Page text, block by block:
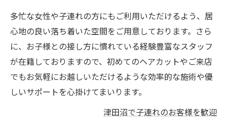
多忙な女性や子連れの方にもご利用いただけるよう、居
心地の良い落ち着いた空間をご用意しております。さら
に、お子様との接し方に慣れている経験豊富なスタッフ
が在籍しておりますので、初めてのヘアカットやご来店
でもお気軽にお越しいただけるような効率的な施術や優
しいサポートを心掛けてまいります。
津田沼で子連れのお客様を歓迎